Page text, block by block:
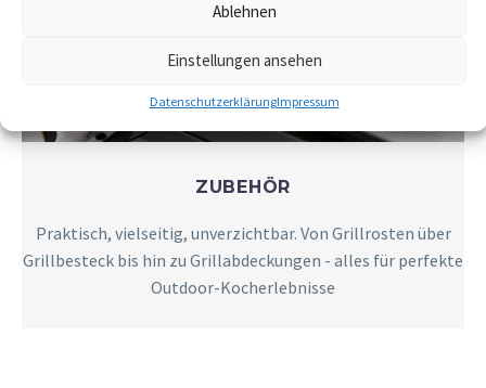
Ablehnen
Einstellungen ansehen
DatenschutzerklärungImpressum
ZUBEHÖR
Praktisch, vielseitig, unverzichtbar. Von Grillrosten über
Grillbesteck bis hin zu Grillabdeckungen - alles für perfekte
Outdoor-Kocherlebnisse